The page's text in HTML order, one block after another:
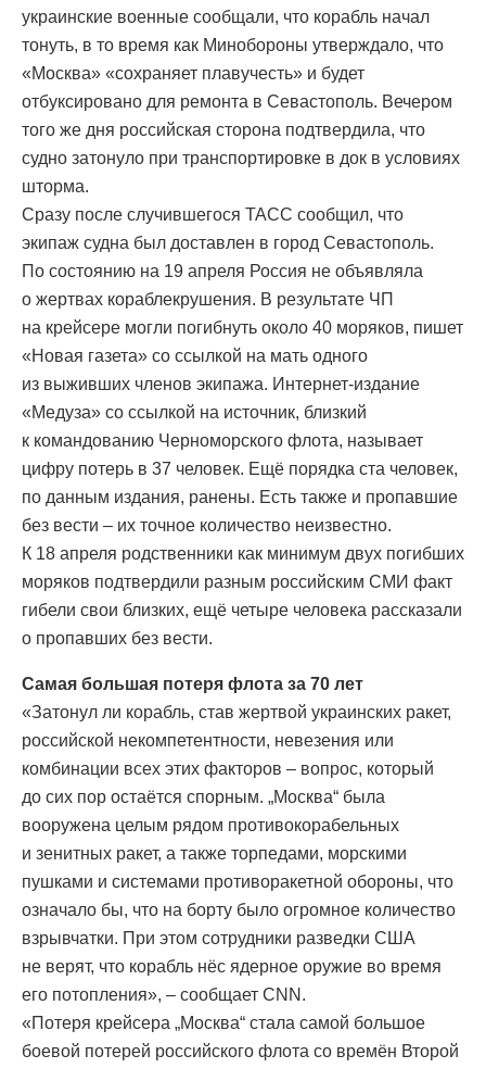
украинские военные сообщали, что корабль начал
тонуть, в то время как Минобороны утверждало, что
«Москва» «сохраняет плавучесть» и будет
отбуксировано для ремонта в Севастополь. Вечером
того же дня российская сторона подтвердила, что
судно затонуло при транспортировке в док в условиях
шторма.
Сразу после случившегося ТАСС сообщил, что
экипаж судна был доставлен в город Севастополь.
По состоянию на 19 апреля Россия не объявляла
о жертвах кораблекрушения. В результате ЧП
на крейсере могли погибнуть около 40 моряков, пишет
«Новая газета» со ссылкой на мать одного
из выживших членов экипажа. Интернет-издание
«Медуза» со ссылкой на источник, близкий
к командованию Черноморского флота, называет
цифру потерь в 37 человек. Ещё порядка ста человек,
по данным издания, ранены. Есть также и пропавшие
без вести – их точное количество неизвестно.
К 18 апреля родственники как минимум двух погибших
моряков подтвердили разным российским СМИ факт
гибели свои близких, ещё четыре человека рассказали
о пропавших без вести.
Самая большая потеря флота за 70 лет
«Затонул ли корабль, став жертвой украинских ракет,
российской некомпетентности, невезения или
комбинации всех этих факторов – вопрос, который
до сих пор остаётся спорным. „Москва“ была
вооружена целым рядом противокорабельных
и зенитных ракет, а также торпедами, морскими
пушками и системами противоракетной обороны, что
означало бы, что на борту было огромное количество
взрывчатки. При этом сотрудники разведки США
не верят, что корабль нёс ядерное оружие во время
его потопления», – сообщает CNN.
«Потеря крейсера „Москва“ стала самой большое
боевой потерей российского флота со времён Второй